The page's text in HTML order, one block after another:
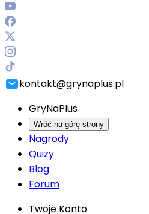
kontakt@grynaplus.pl
GryNaPlus
Wróć na górę strony
Nagrody
Quizy
Blog
Forum
Twoje Konto